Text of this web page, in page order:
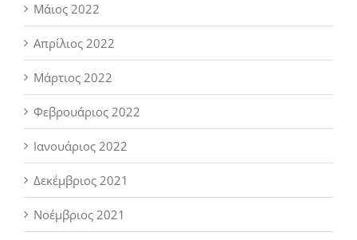
Μάιος 2022
Απρίλιος 2022
Μάρτιος 2022
Φεβρουάριος 2022
Ιανουάριος 2022
Δεκέμβριος 2021
Νοέμβριος 2021